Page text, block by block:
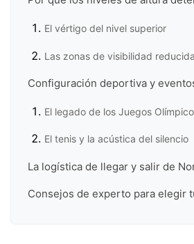
El vértigo del nivel superior
Las zonas de visibilidad reducida
Configuración deportiva y
El legado de los Juegos
El tenis y la acústica del silencio
La logística de llegar y salir de
Consejos de experto para elegir